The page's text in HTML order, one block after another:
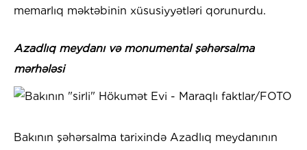
memarlıq məktəbinin xüsusiyyətləri qorunurdu.
Azadlıq meydanı və monumental şəhərsalma
mərhələsi
Bakının şəhərsalma tarixində Azadlıq meydanının